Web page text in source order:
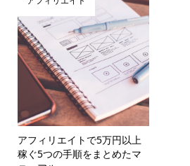
アフィリエイトで5万円以上
稼ぐ5つの手順をまとめたマ